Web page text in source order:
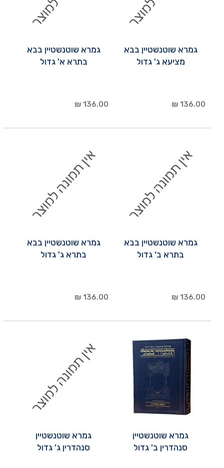
גמרא שוטנשטיין בבא
מציעא ג' גדול
136.00 ₪
גמרא שוטנשטיין בבא
בתרא א' גדול
136.00 ₪
גמרא שוטנשטיין בבא
בתרא ב' גדול
136.00 ₪
גמרא שוטנשטיין בבא
בתרא ג' גדול
136.00 ₪
גמרא שוטנשטיין
סנהדרין ב' גדול
גמרא שוטנשטיין
סנהדרין ג' גדול